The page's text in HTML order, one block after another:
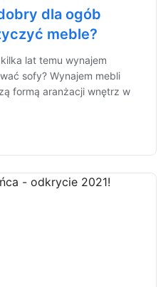
dla ogób
meble?
lat temu wynajem
sofy? Wynajem mebli
formą aranżacji wnętrz w